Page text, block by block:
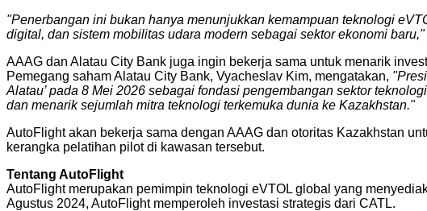
"Penerbangan ini bukan hanya menunjukkan kemampuan teknologi
digital, dan sistem mobilitas udara modern sebagai sektor ekonomi baru,"
AAAG dan Alatau City Bank juga ingin bekerja sama untuk menarik
Pemegang saham Alatau City Bank, Vyacheslav Kim, mengatakan,
Alatau’ pada 8 Mei 2026 sebagai fondasi pengembangan sektor
dan menarik sejumlah mitra teknologi terkemuka dunia ke Kazakhstan."
AutoFlight akan bekerja sama dengan AAAG dan otoritas Kazakhstan
kerangka pelatihan pilot di kawasan tersebut.
Tentang AutoFlight
AutoFlight merupakan pemimpin teknologi eVTOL global yang
Agustus 2024, AutoFlight memperoleh investasi strategis dari CATL.